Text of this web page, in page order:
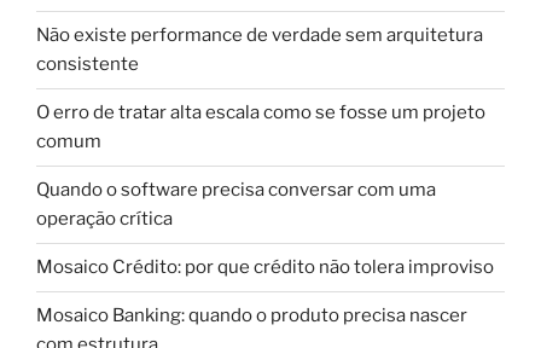
Não existe performance de verdade sem arquitetura
consistente
O erro de tratar alta escala como se fosse um projeto
comum
Quando o software precisa conversar com uma
operação crítica
Mosaico Crédito: por que crédito não tolera improviso
Mosaico Banking: quando o produto precisa nascer